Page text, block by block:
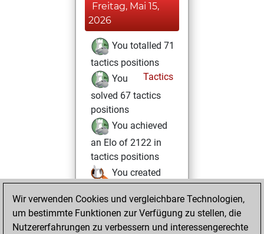
Freitag, Mai 15,
2026
You totalled 71
tactics positions
Tactics
You
solved 67 tactics
positions
You achieved
an Elo of 2122 in
tactics positions
You created
Studies
Sonntag,
Januar 25, 2026
Wir verwenden Cookies und vergleichbare Technologien,
um bestimmte Funktionen zur Verfügung zu stellen, die
Nutzererfahrungen zu verbessern und interessengerechte